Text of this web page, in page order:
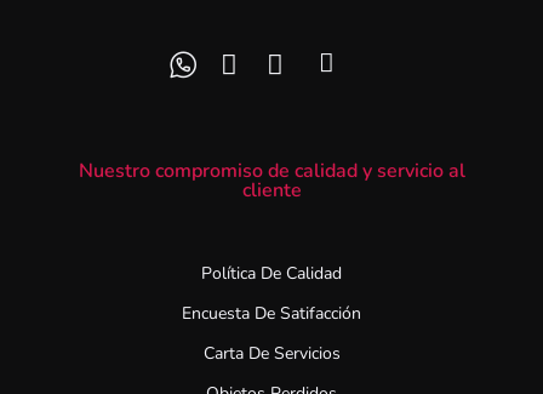
Nuestro compromiso de calidad y servicio al
cliente
Política De Calidad
Encuesta De Satifacción
Carta De Servicios